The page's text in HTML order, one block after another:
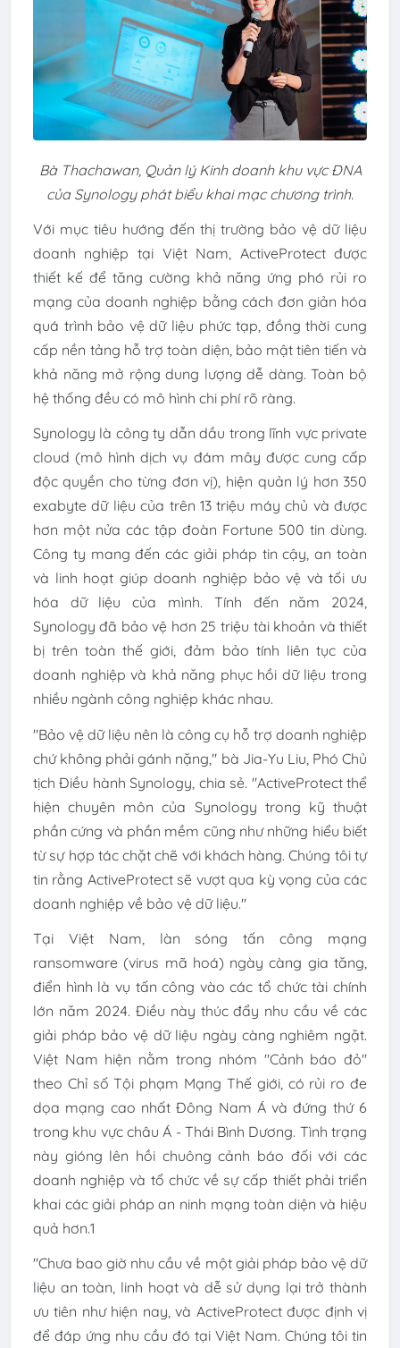
Bà Thachawan, Quản lý Kinh doanh khu vực ĐNA
của Synology phát biểu khai mạc chương trình.
Với mục tiêu hướng đến thị trường bảo vệ dữ liệu
doanh nghiệp tại Việt Nam, ActiveProtect được
thiết kế để tăng cường khả năng ứng phó rủi ro
mạng của doanh nghiệp bằng cách đơn giản hóa
quá trình bảo vệ dữ liệu phức tạp, đồng thời cung
cấp nền tảng hỗ trợ toàn diện, bảo mật tiên tiến và
khả năng mở rộng dung lượng dễ dàng. Toàn bộ
hệ thống đều có mô hình chi phí rõ ràng.
Synology là công ty dẫn dầu trong lĩnh vực private
cloud (mô hình dịch vụ đám mây được cung cấp
độc quyền cho từng đơn vị), hiện quản lý hơn 350
exabyte dữ liệu của trên 13 triệu máy chủ và được
hơn một nửa các tập đoàn Fortune 500 tin dùng.
Công ty mang đến các giải pháp tin cậy, an toàn
và linh hoạt giúp doanh nghiệp bảo vệ và tối ưu
hóa dữ liệu của mình. Tính đến năm 2024,
Synology đã bảo vệ hơn 25 triệu tài khoản và thiết
bị trên toàn thế giới, đảm bảo tính liên tục của
doanh nghiệp và khả năng phục hồi dữ liệu trong
nhiều ngành công nghiệp khác nhau.
"Bảo vệ dữ liệu nên là công cụ hỗ trợ doanh nghiệp
chứ không phải gánh nặng," bà Jia-Yu Liu, Phó Chủ
tịch Điều hành Synology, chia sẻ. "ActiveProtect thể
hiện chuyên môn của Synology trong kỹ thuật
phần cứng và phần mềm cũng như những hiểu biết
từ sự hợp tác chặt chẽ với khách hàng. Chúng tôi tự
tin rằng ActiveProtect sẽ vượt qua kỳ vọng của các
doanh nghiệp về bảo vệ dữ liệu."
Tại Việt Nam, làn sóng tấn công mạng
ransomware (virus mã hoá) ngày càng gia tăng,
điển hình là vụ tấn công vào các tổ chức tài chính
lớn năm 2024. Điều này thúc đẩy nhu cầu về các
giải pháp bảo vệ dữ liệu ngày càng nghiêm ngặt.
Việt Nam hiện nằm trong nhóm "Cảnh báo đỏ"
theo Chỉ số Tội phạm Mạng Thế giới, có rủi ro đe
dọa mạng cao nhất Đông Nam Á và đứng thứ 6
trong khu vực châu Á - Thái Bình Dương. Tình trạng
này gióng lên hồi chuông cảnh báo đối với các
doanh nghiệp và tổ chức về sự cấp thiết phải triển
khai các giải pháp an ninh mạng toàn diện và hiệu
quả hơn.1
"Chưa bao giờ nhu cầu về một giải pháp bảo vệ dữ
liệu an toàn, linh hoạt và dễ sử dụng lại trở thành
ưu tiên như hiện nay, và ActiveProtect được định vị
để đáp ứng nhu cầu đó tại Việt Nam. Chúng tôi tin